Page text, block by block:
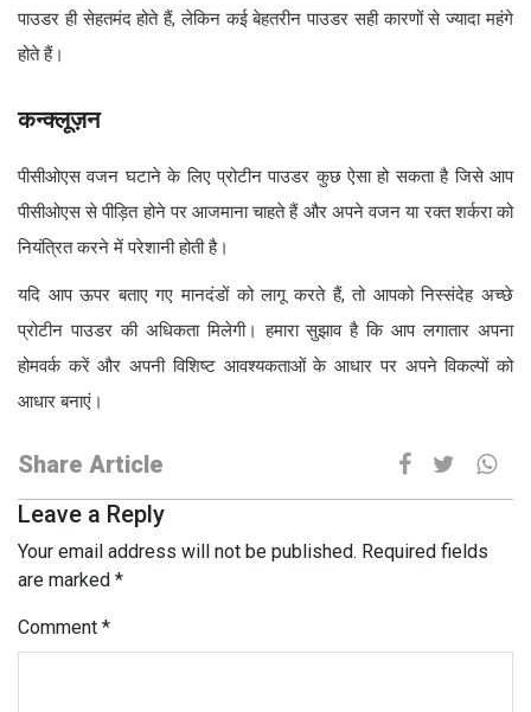
पाउडर ही सेहतमंद होते हैं, लेकिन कई बेहतरीन पाउडर सही कारणों से ज्यादा महंगे
होते हैं।
कन्क्लूज़न
पीसीओएस वजन घटाने के लिए प्रोटीन पाउडर कुछ ऐसा हो सकता है जिसे आप
पीसीओएस से पीड़ित होने पर आजमाना चाहते हैं और अपने वजन या रक्त शर्करा को
नियंत्रित करने में परेशानी होती है।
यदि आप ऊपर बताए गए मानदंडों को लागू करते हैं, तो आपको निस्संदेह अच्छे
प्रोटीन पाउडर की अधिकता मिलेगी। हमारा सुझाव है कि आप लगातार अपना
होमवर्क करें और अपनी विशिष्ट आवश्यकताओं के आधार पर अपने विकल्पों को
आधार बनाएं।
Share Article
Leave a Reply
Your email address will not be published. Required fields
are marked *
Comment *